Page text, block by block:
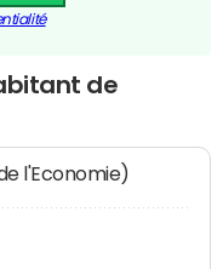
de
l'Economie)